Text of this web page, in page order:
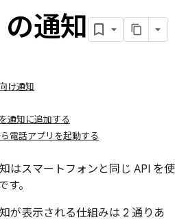
通知
け通知
通知に追加する
電話アプリを起動する
はスマートフォンと同じ API を使
。
が表示される仕組みは 2 通りあ